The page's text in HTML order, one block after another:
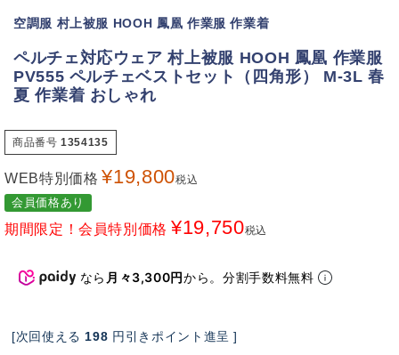
空調服 村上被服 HOOH 鳳凰 作業服 作業着
ペルチェ対応ウェア 村上被服 HOOH 鳳凰 作業服
PV555 ペルチェベストセット（四角形） M-3L 春
夏 作業着 おしゃれ
商品番号 1354135
WEB特別価格 ¥19,800税込
会員価格あり
期間限定！会員特別価格 ¥19,750税込
なら 月々3,300円から。分割手数料無料
[次回使える 198 円引きポイント進呈 ]